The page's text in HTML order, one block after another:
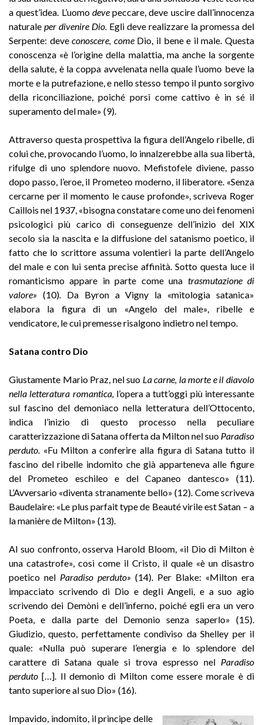
a quest’idea. L’uomo devepeccare, deve uscire dall’innocenza
naturale per divenire Dio. Egli deve realizzare la promessa del
Serpente: deveconoscere, come Dio, il bene e il male. Questa
conoscenza «è l’origine della malattia, ma anche la sorgente
della salute, è la coppa avvelenata nella quale l’uomo beve la
morte e la putrefazione, e nello stesso tempo il punto sorgivo
della riconciliazione, poiché porsi come cattivo è in sé il
superamento del male» (9).
Attraverso questa prospettiva la figura dell’Angelo ribelle, di
colui che, provocando l’uomo, lo innalzerebbe alla sua libertà,
rifulge di uno splendore nuovo. Mefistofele diviene, passo
dopo passo, l’eroe, il Prometeo moderno, il liberatore. «Senza
cercarne per il momento le cause profonde», scriveva Roger
Caillois nel 1937, «bisogna constatare come uno dei fenomeni
psicologici più carico di conseguenze dell’inizio del XIX
secolo sia la nascita e la diffusione del satanismo poetico, il
fatto che lo scrittore assuma volentieri la parte dell’Angelo
del male e con lui senta precise affinità. Sotto questa luce il
romanticismo appare in parte come una trasmutazione di
valore» (10). Da Byron a Vigny la «mitologia satanica»
elabora la figura di un «Angelo del male», ribelle e
vendicatore, le cui premesse risalgono indietro nel tempo.
Satana contro Dio
Giustamente Mario Praz, nel suo La carne, la morte e il diavolo
nella letteratura romantica, l’opera a tutt’oggi più interessante
sul fascino del demoniaco nella letteratura dell’Ottocento,
indica l’inizio di questo processo nella peculiare
caratterizzazione di Satana offerta da Milton nel suo Paradiso
perduto. «Fu Milton a conferire alla figura di Satana tutto il
fascino del ribelle indomito che già apparteneva alle figure
del Prometeo eschileo e del Capaneo dantesco» (11).
L’Avversario «diventa stranamente bello» (12). Come scriveva
Baudelaire: «Le plus parfait type de Beauté virile est Satan – a
la manière de Milton» (13).
Al suo confronto, osserva Harold Bloom, «il Dio di Milton è
una catastrofe», così come il Cristo, il quale «è un disastro
poetico nel Paradiso perduto» (14). Per Blake: «Milton era
impacciato scrivendo di Dio e degli Angeli, e a suo agio
scrivendo dei Demòni e dell’inferno, poiché egli era un vero
Poeta, e dalla parte del Demonio senza saperlo» (15).
Giudizio, questo, perfettamente condiviso da Shelley per il
quale: «Nulla può superare l’energia e lo splendore del
carattere di Satana quale si trova espresso nel Paradiso
perduto[…]. Il demonio di Milton come essere morale è di
tanto superiore al suo Dio» (16).
Impavido, indomito, il principe delle